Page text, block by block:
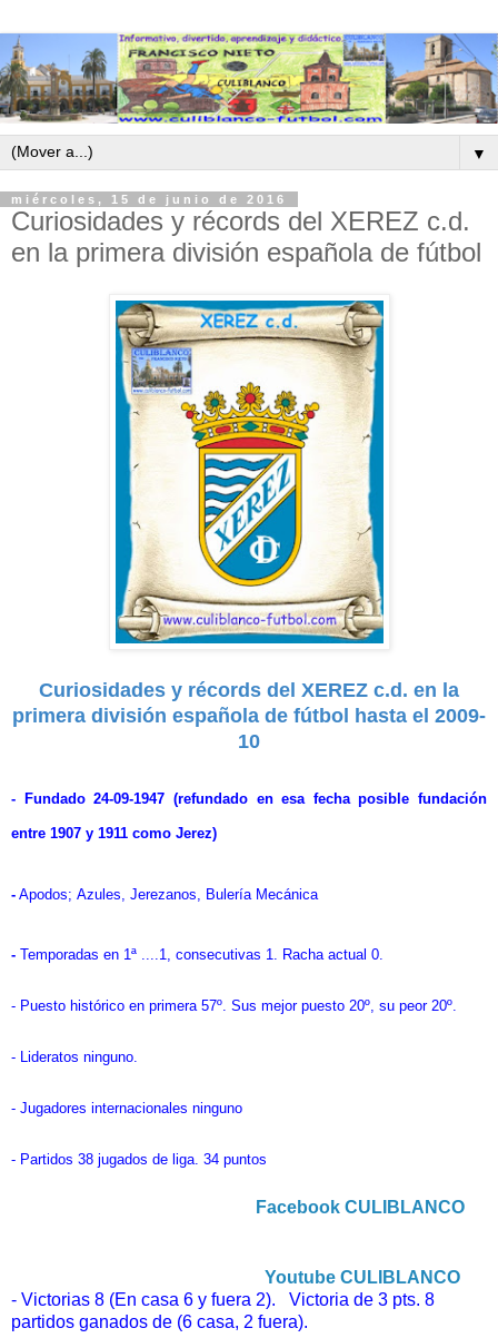
▼
miércoles, 15 de junio de 2016
Curiosidades y récords del XEREZ c.d.
en la primera división española de fútbol
Curiosidades y récords del XEREZ c.d. en la
primera división española de fútbol hasta el 2009-
10
- Fundado 24-09-1947 (refundado en esa fecha posible fundación
entre 1907 y 1911 como Jerez)
- Apodos; Azules, Jerezanos, Bulería Mecánica
- Temporadas en 1ª ....1, consecutivas 1. Racha actual 0.
- Puesto histórico en primera 57º. Sus mejor puesto 20º, su peor 20º.
- Lideratos ninguno.
- Jugadores internacionales ninguno
- Partidos 38 jugados de liga. 34 puntos
Facebook CULIBLANCO
Youtube CULIBLANCO
- Victorias 8 (En casa 6 y fuera 2). Victoria de 3 pts. 8
partidos ganados de (6 casa, 2 fuera).